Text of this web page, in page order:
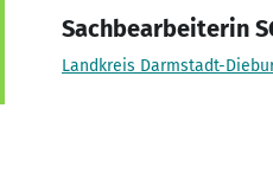
Sachbearbeiterin
Landkreis Darmstadt-